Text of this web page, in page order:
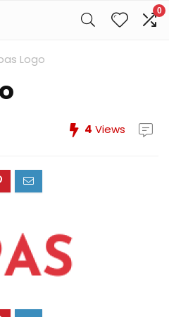
0
Logo
4 Views